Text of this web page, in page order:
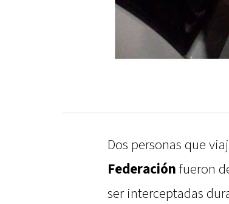
Dos personas que
Federación fueron
ser interceptadas